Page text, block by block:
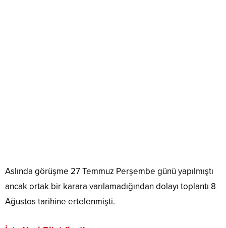
Aslında görüşme 27 Temmuz Perşembe günü yapılmıştı
ancak ortak bir karara varılamadığından dolayı toplantı 8
Ağustos tarihine ertelenmişti.